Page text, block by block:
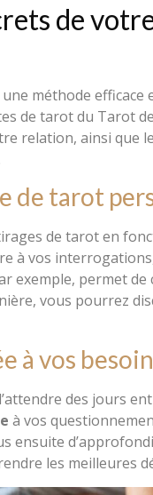
de
méthode
de tarot du Tarot
relation, ainsi que
de tarot
de tarot en
à vos
exemple, permet
vous pourrez
à vos
des jours
à vos
ensuite
les meilleures